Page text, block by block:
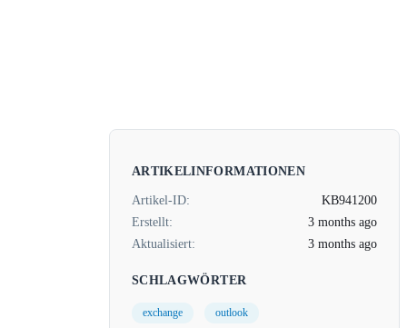
ARTIKELINFORMATIONEN
Artikel-ID:
KB941200
Erstellt:
3 months ago
Aktualisiert:
3 months ago
SCHLAGWÖRTER
exchange outlook